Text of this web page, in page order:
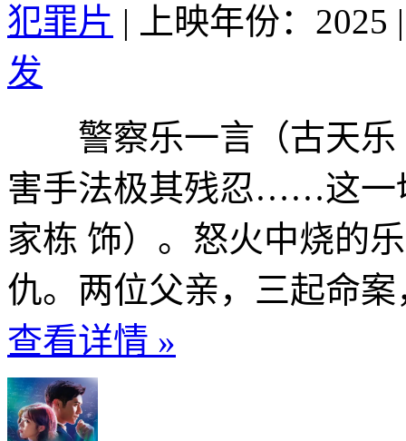
犯罪片 | 上映年份：2025 |
发
警察乐一言（古天乐
害手法极其残忍……这一
家栋 饰）。怒火中烧的
仇。两位父亲，三起命
查看详情 »